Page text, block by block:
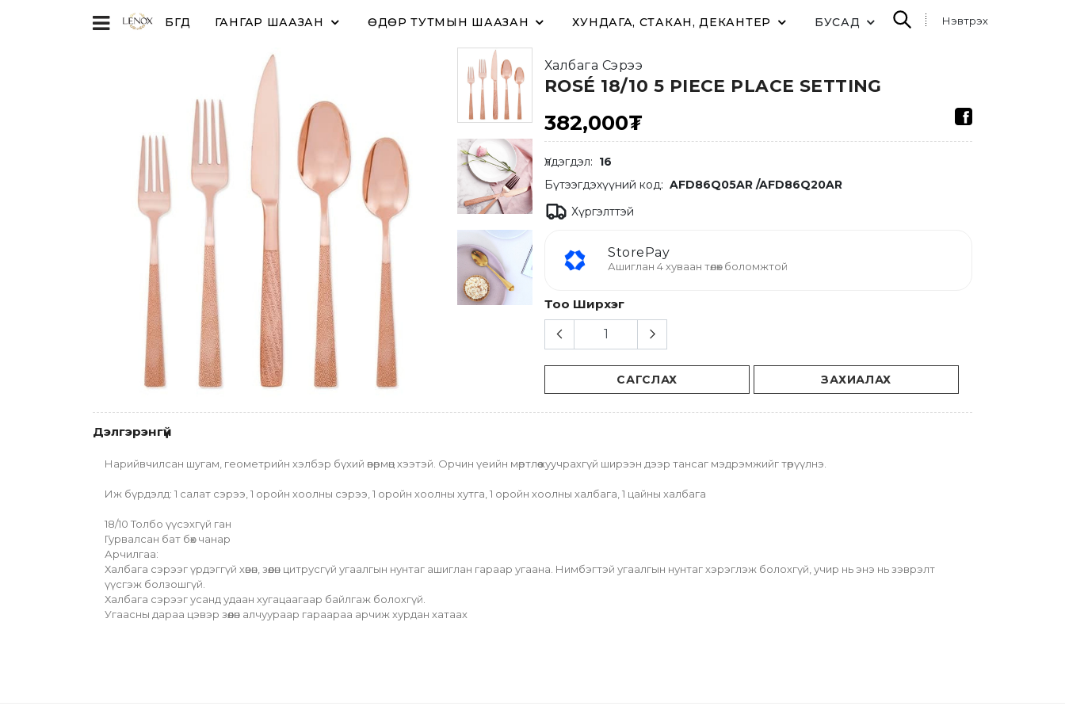
БҮГД ГАНГАР ШААЗАН ӨДӨР ТУТМЫН ШААЗАН ХУНДАГА, СТАКАН, ДЕКАНТЕР БУСАД Нэвтрэх
Халбага Сэрээ
ROSÉ 18/10 5 PIECE PLACE SETTING
382,000₮
Үлдэгдэл: 16
Бүтээгдэхүүний код: AFD86Q05AR /AFD86Q20AR
Хүргэлттэй
StorePay
Ашиглан 4 хуваан төлөх боломжтой
Тоо Ширхэг
САГСЛАХ ЗАХИАЛАХ
Дэлгэрэнгүй
Нарийвчилсан шугам, геометрийн хэлбэр бүхий өвөрмөц хээтэй. Орчин үеийн мөртлөө хуучрахгүй ширээн дээр тансаг мэдрэмжийг төрүүлнэ.
Иж бүрдэлд: 1 салат сэрээ, 1 оройн хоолны сэрээ, 1 оройн хоолны хутга, 1 оройн хоолны халбага, 1 цайны халбага
18/10 Толбо үүсэхгүй ган
Гурвалсан бат бөх чанар
Арчилгаа:
Халбага сэрээг үрдэггүй хөвөн, зөөлөн цитрусгүй угаалгын нунтаг ашиглан гараар угаана. Нимбэгтэй угаалгын нунтаг хэрэглэж болохгүй, учир нь энэ нь зэврэлт
үүсгэж болзошгүй.
Халбага сэрээг усанд удаан хугацаагаар байлгаж болохгүй.
Угаасны дараа цэвэр зөөлөн алчуураар гараараа арчиж хурдан хатаах